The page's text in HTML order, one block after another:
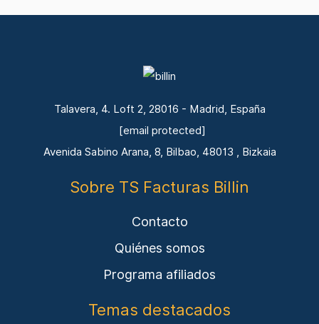
Talavera, 4. Loft 2, 28016 - Madrid, España
[email protected]
Avenida Sabino Arana, 8, Bilbao, 48013 , Bizkaia
Sobre TS Facturas Billin
Contacto
Quiénes somos
Programa afiliados
Temas destacados